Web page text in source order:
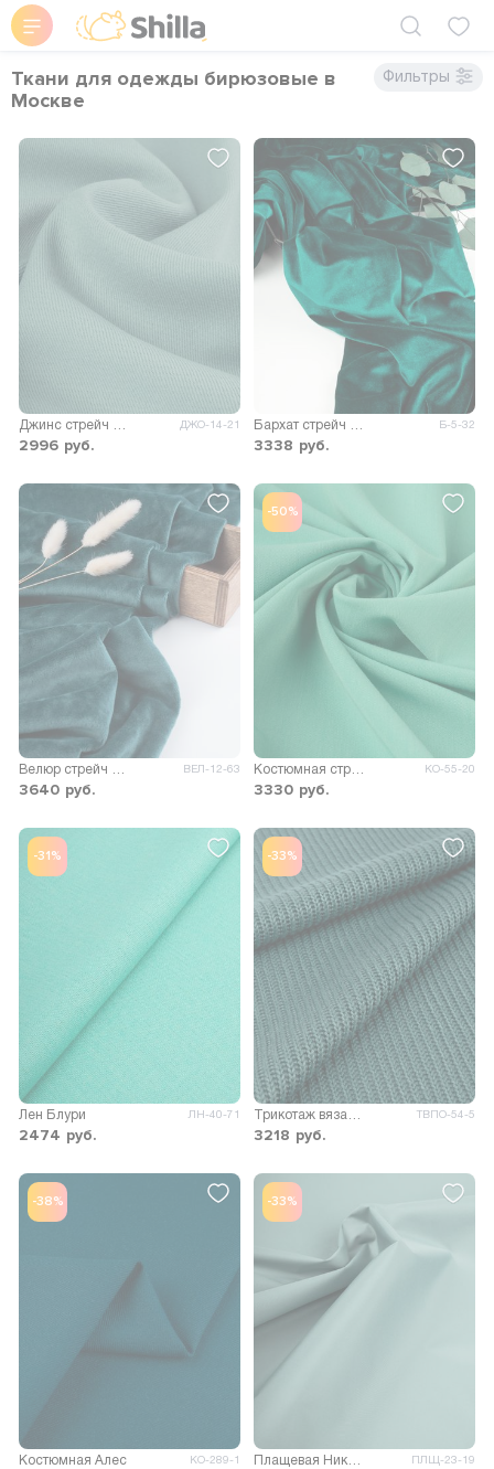
Ткани для одежды бирюзовые в
Москве
Фильтры
ДЖО-14-21
2996 руб.
Б-5-32
3338 руб.
Велюр стрейч Марсия 260гр/м.кв. ВЕЛ-12-63
3640 руб.
-50%
Костюмная стрейч Сутинг КО-55-20
3330 руб.
-31%
Лен Блури ЛН-40-71
2474 руб.
-33%
ТВПО-54-5
3218 руб.
-38%
Костюмная Алес КО-289-1
-33%
ПЛЩ-23-19